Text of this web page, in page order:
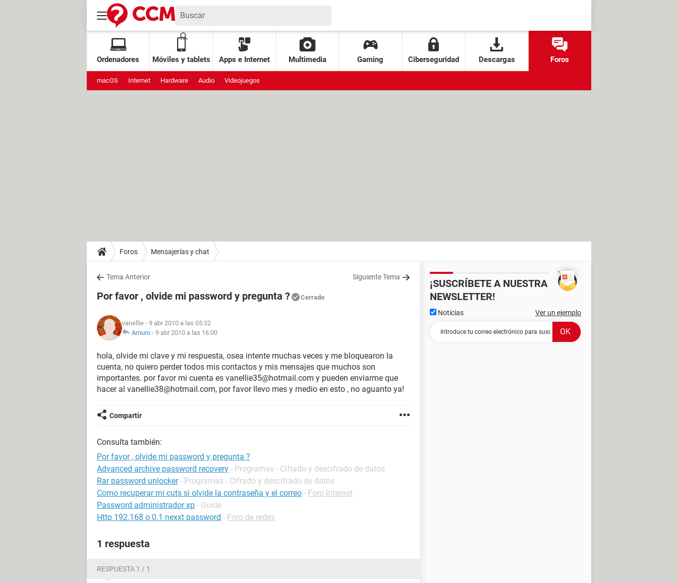
Ordenadores Móviles y tablets Apps e Internet Multimedia Gaming Ciberseguridad Descargas Foros
macOS Internet Hardware Audio Videojuegos
Foros Mensajerías y chat
Tema Anterior Siguiente Tema
Por favor , olvide mi password y pregunta ? Cerrado
vanellie - 9 abr 2010 a las 05:32
Amuro - 9 abr 2010 a las 16:00
hola, olvide mi clave y mi respuesta, osea intente muchas veces y me bloquearon la
cuenta, no quiero perder todos mis contactos y mis mensajes que muchos son
importantes. por favor mi cuenta es vanellie35@hotmail.com y pueden enviarme que
hacer al vanellie38@hotmail.com, por favor llevo mes y medio en esto , no aguanto ya!
Compartir
Consulta también:
Por favor , olvide mi password y pregunta ?
Advanced archive password recovery - Programas - Cifrado y descifrado de datos
Rar password unlocker - Programas - Cifrado y descifrado de datos
Como recuperar mi cuts si olvide la contraseña y el correo - Foro Internet
Password administrador xp - Guide
Http 192.168 o 0.1 nexxt password - Foro de redes
1 respuesta
RESPUESTA 1 / 1
¡SUSCRÍBETE A NUESTRA
NEWSLETTER!
Noticias Ver un ejemplo